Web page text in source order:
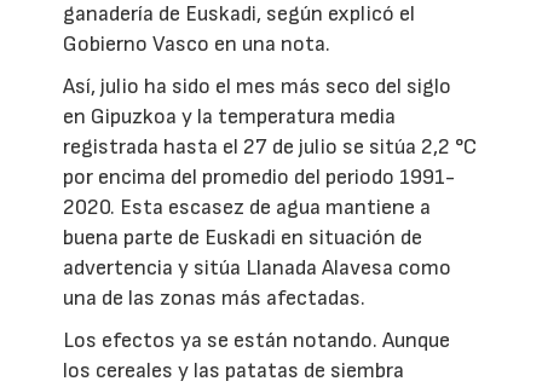
ganadería de Euskadi, según explicó el
Gobierno Vasco en una nota.
Así, julio ha sido el mes más seco del siglo
en Gipuzkoa y la temperatura media
registrada hasta el 27 de julio se sitúa 2,2 °C
por encima del promedio del periodo 1991-
2020. Esta escasez de agua mantiene a
buena parte de Euskadi en situación de
advertencia y sitúa Llanada Alavesa como
una de las zonas más afectadas.
Los efectos ya se están notando. Aunque
los cereales y las patatas de siembra